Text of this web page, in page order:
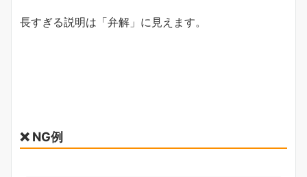
長すぎる説明は「弁解」に見えます。
❌ NG例